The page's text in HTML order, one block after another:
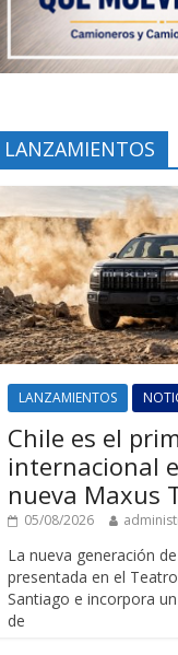
LANZAMIENTOS
LANZAMIENTOS
Chile es el
internacional
nueva Maxus
05/08/2026
La nueva generación
presentada en el
Santiago e incorpora
de